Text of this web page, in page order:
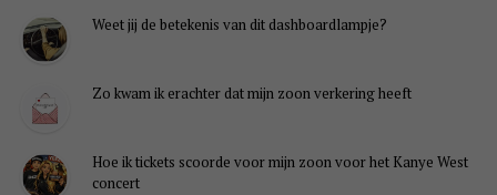
Weet jij de betekenis van dit dashboardlampje?
Zo kwam ik erachter dat mijn zoon verkering heeft
Hoe ik tickets scoorde voor mijn zoon voor het Kanye West
concert